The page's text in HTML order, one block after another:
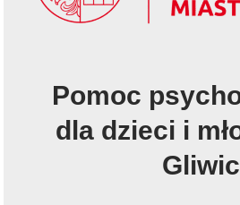
Pomoc
dla dzieci i
Gliwic